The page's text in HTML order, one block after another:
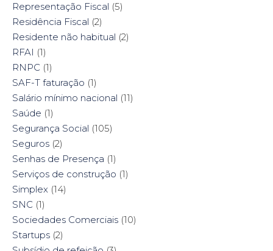
Representação Fiscal (5)
Residência Fiscal (2)
Residente não habitual (2)
RFAI (1)
RNPC (1)
SAF-T faturação (1)
Salário mínimo nacional (11)
Saúde (1)
Segurança Social (105)
Seguros (2)
Senhas de Presença (1)
Serviços de construção (1)
Simplex (14)
SNC (1)
Sociedades Comerciais (10)
Startups (2)